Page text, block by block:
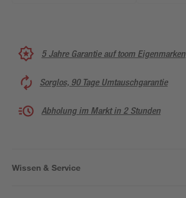
5 Jahre Garantie auf toom Eigenmarken
Sorglos, 90 Tage Umtauschgarantie
Abholung im Markt in 2 Stunden
Wissen & Service